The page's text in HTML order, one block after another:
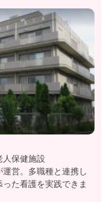
人保健施設
営。多職種と連携し
た看護を実践できま